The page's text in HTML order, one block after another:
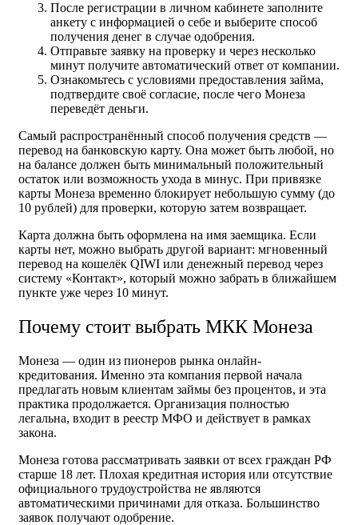
После регистрации в личном кабинете заполните
анкету с информацией о себе и выберите способ
получения денег в случае одобрения.
Отправьте заявку на проверку и через несколько
минут получите автоматический ответ от компании.
Ознакомьтесь с условиями предоставления займа,
подтвердите своё согласие, после чего Монеза
переведёт деньги.
Самый распространённый способ получения средств —
перевод на банковскую карту. Она может быть любой, но
на балансе должен быть минимальный положительный
остаток или возможность ухода в минус. При привязке
карты Монеза временно блокирует небольшую сумму (до
10 рублей) для проверки, которую затем возвращает.
Карта должна быть оформлена на имя заемщика. Если
карты нет, можно выбрать другой вариант: мгновенный
перевод на кошелёк QIWI или денежный перевод через
систему «Контакт», который можно забрать в ближайшем
пункте уже через 10 минут.
Почему стоит выбрать МКК Монеза
Монеза — один из пионеров рынка онлайн-
кредитования. Именно эта компания первой начала
предлагать новым клиентам займы без процентов, и эта
практика продолжается. Организация полностью
легальна, входит в реестр МФО и действует в рамках
закона.
Монеза готова рассматривать заявки от всех граждан РФ
старше 18 лет. Плохая кредитная история или отсутствие
официального трудоустройства не являются
автоматическими причинами для отказа. Большинство
заявок получают одобрение.